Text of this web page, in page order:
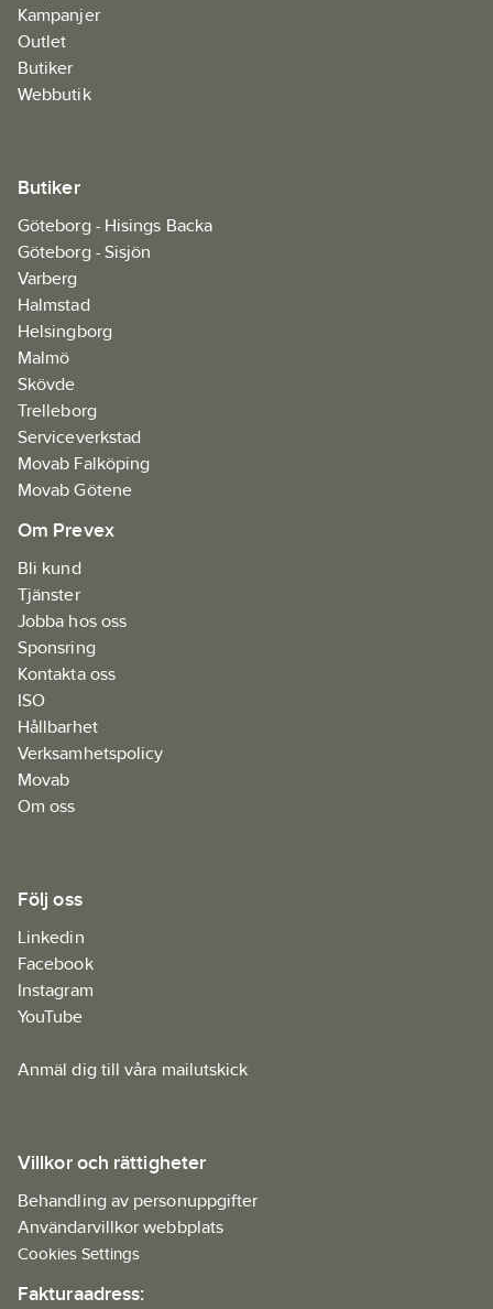
Kampanjer
Outlet
Butiker
Webbutik
Butiker
Göteborg - Hisings Backa
Göteborg - Sisjön
Varberg
Halmstad
Helsingborg
Malmö
Skövde
Trelleborg
Serviceverkstad
Movab Falköping
Movab Götene
Om Prevex
Bli kund
Tjänster
Jobba hos oss
Sponsring
Kontakta oss
ISO
Hållbarhet
Verksamhetspolicy
Movab
Om oss
Följ oss
Linkedin
Facebook
Instagram
YouTube
Anmäl dig till våra mailutskick
Villkor och rättigheter
Behandling av personuppgifter
Användarvillkor webbplats
Cookies Settings
Fakturaadress: